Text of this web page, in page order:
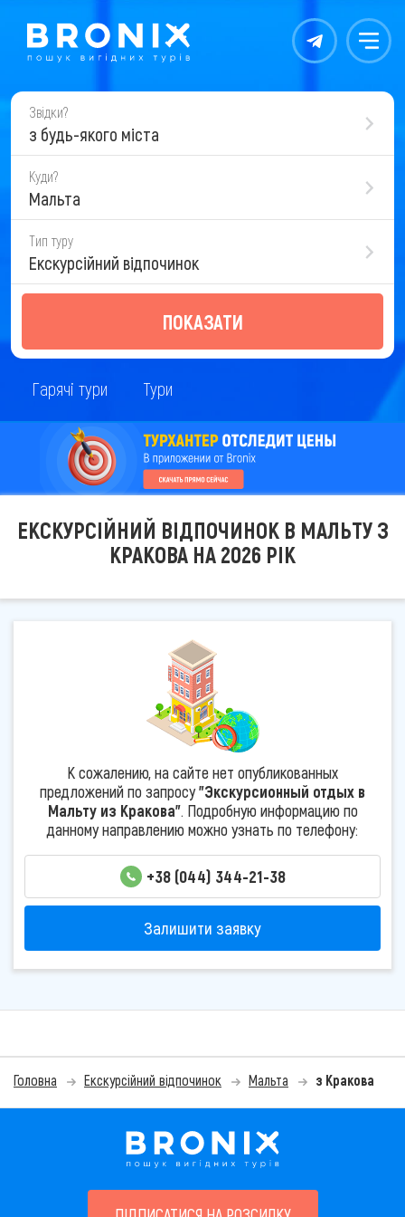
Контакты Меню
Звідки?
з будь-якого міста
Куди?
Мальта
Тип туру
Екскурсійний відпочинок
ПОКАЗАТИ
Гарячі тури Тури
ЕКСКУРСІЙНИЙ ВІДПОЧИНОК В МАЛЬТУ З
КРАКОВА НА 2026 РІК
К сожалению, на сайте нет опубликованных
предложений по запросу"Экскурсионный отдых в
Мальту из Кракова". Подробную информацию по
данному направлению можно узнать по телефону:
+38 (044) 344-21-38
Залишити заявку
Головна Екскурсійний відпочинок Мальта з Кракова